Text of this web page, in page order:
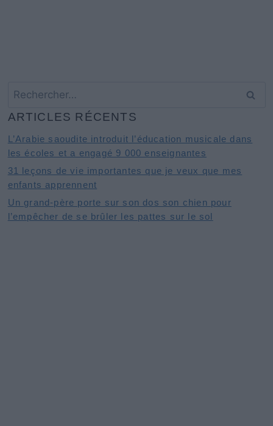
Rechercher :
ARTICLES RÉCENTS
L’Arabie saoudite introduit l’éducation musicale dans
les écoles et a engagé 9 000 enseignantes
31 leçons de vie importantes que je veux que mes
enfants apprennent
Un grand-père porte sur son dos son chien pour
l’empêcher de se brûler les pattes sur le sol